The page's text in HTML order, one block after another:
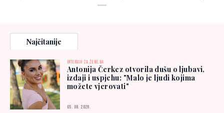
Najčitanije
INTERVJU ZA ŽENE.BA
Antonija Čerkez otvorila dušu o ljubavi,
izdaji i uspjehu: "Malo je ljudi kojima
možete vjerovati"
05. 08. 2026.